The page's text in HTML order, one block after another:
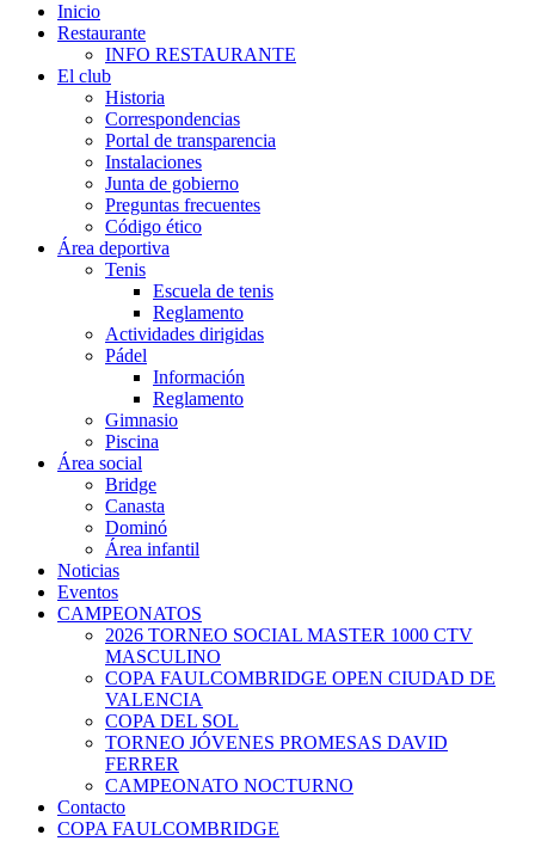
Inicio
Restaurante
INFO RESTAURANTE
El club
Historia
Correspondencias
Portal de transparencia
Instalaciones
Junta de gobierno
Preguntas frecuentes
Código ético
Área deportiva
Tenis
Escuela de tenis
Reglamento
Actividades dirigidas
Pádel
Información
Reglamento
Gimnasio
Piscina
Área social
Bridge
Canasta
Dominó
Área infantil
Noticias
Eventos
CAMPEONATOS
2026 TORNEO SOCIAL MASTER 1000 CTV
MASCULINO
COPA FAULCOMBRIDGE OPEN CIUDAD DE
VALENCIA
COPA DEL SOL
TORNEO JÓVENES PROMESAS DAVID
FERRER
CAMPEONATO NOCTURNO
Contacto
COPA FAULCOMBRIDGE